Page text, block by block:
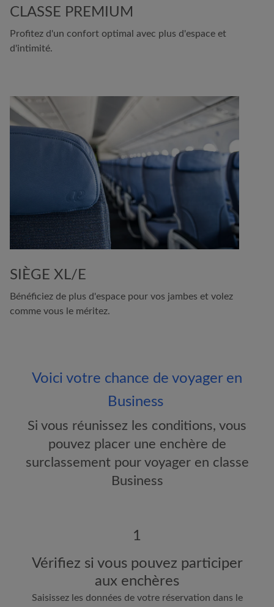
CLASSE PREMIUM
Profitez d'un confort optimal avec plus d'espace et
d'intimité.
SIÈGE XL/E
Bénéficiez de plus d'espace pour vos jambes et volez
comme vous le méritez.
Voici votre chance de voyager en
Business
Si vous réunissez les conditions, vous
pouvez placer une enchère de
surclassement pour voyager en classe
Business
1
Vérifiez si vous pouvez participer
aux enchères
Saisissez les données de votre réservation dans le